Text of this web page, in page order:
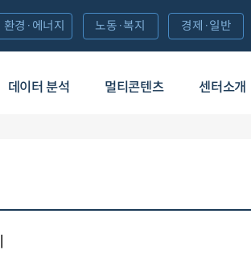
데이터 분석 멀티콘텐츠 센터소개
환경·에너지 노동·복지 경제·일반